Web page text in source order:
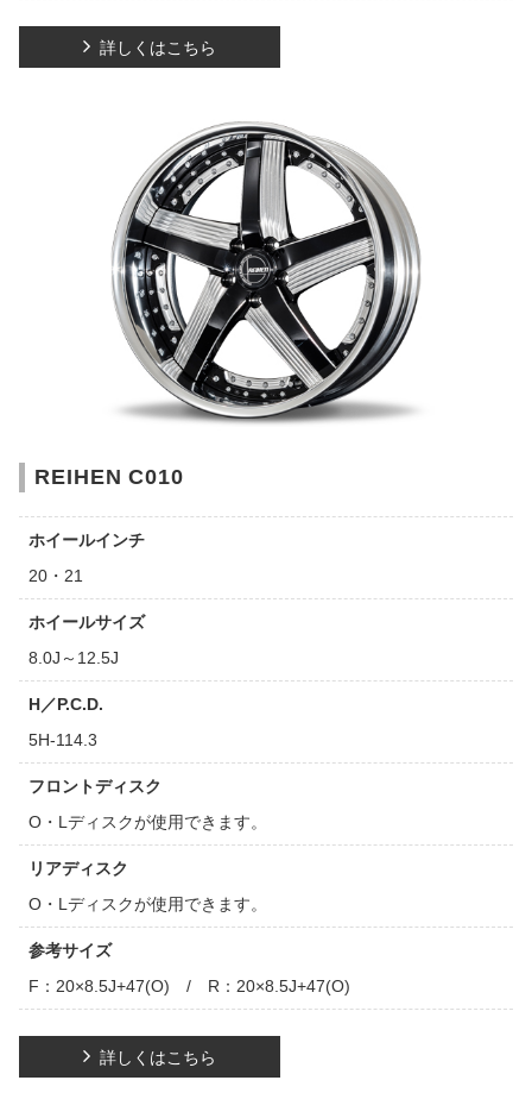
詳しくはこちら
REIHEN C010
ホイールインチ
20・21
ホイールサイズ
8.0J～12.5J
H／P.C.D.
5H-114.3
フロントディスク
O・Lディスクが使用できます。
リアディスク
O・Lディスクが使用できます。
参考サイズ
F：20×8.5J+47(O) / R：20×8.5J+47(O)
詳しくはこちら